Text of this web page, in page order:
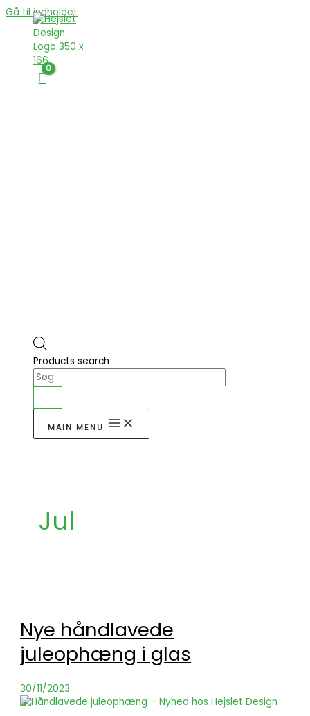
Gå til indholdet
Products search
MAIN MENU
Jul
Nye håndlavede
juleophæng i glas
30/11/2023